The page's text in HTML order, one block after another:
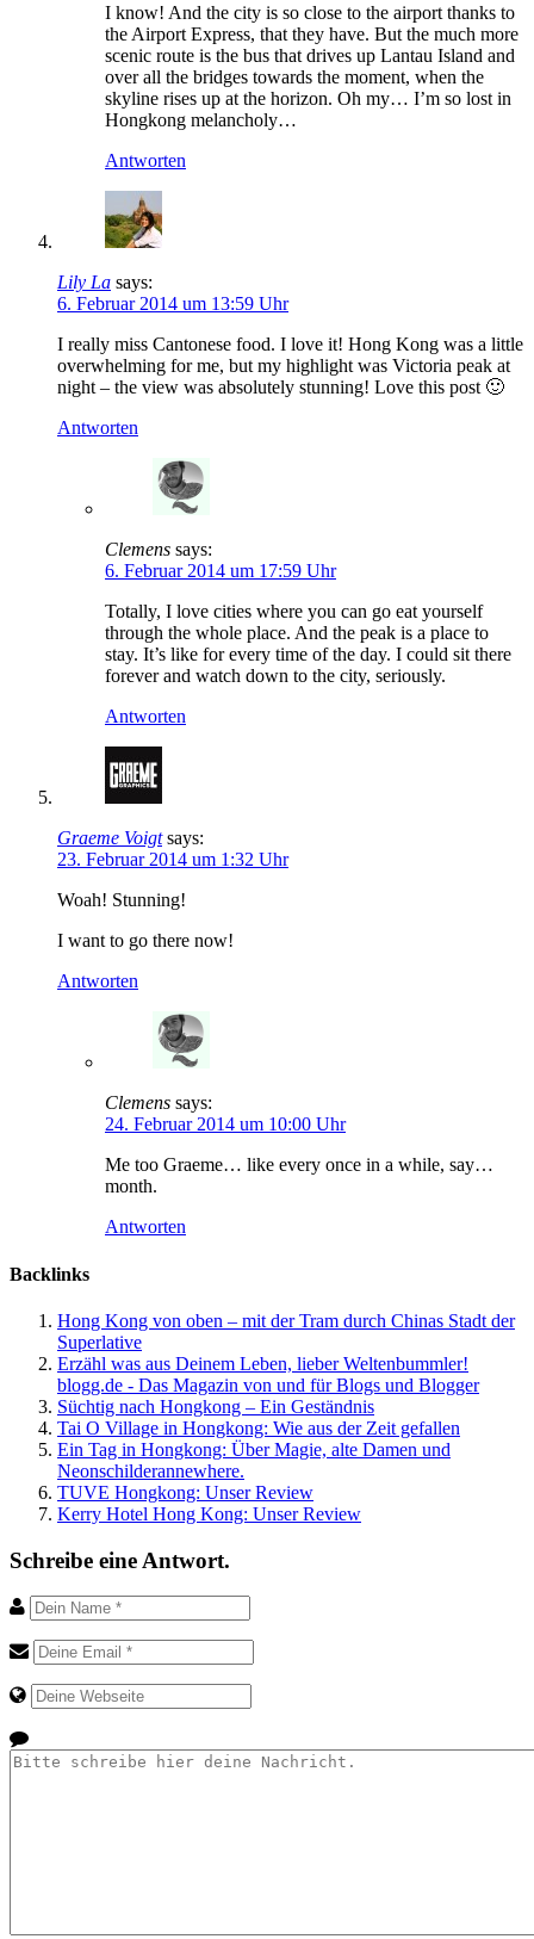
I know! And the city is so close to the airport thanks to
the Airport Express, that they have. But the much more
scenic route is the bus that drives up Lantau Island and
over all the bridges towards the moment, when the
skyline rises up at the horizon. Oh my… I’m so lost in
Hongkong melancholy…
Antworten
Lily La says:
6. Februar 2014 um 13:59 Uhr
I really miss Cantonese food. I love it! Hong Kong was a little
overwhelming for me, but my highlight was Victoria peak at
night – the view was absolutely stunning! Love this post 🙂
Antworten
Clemens says:
6. Februar 2014 um 17:59 Uhr
Totally, I love cities where you can go eat yourself
through the whole place. And the peak is a place to
stay. It’s like for every time of the day. I could sit there
forever and watch down to the city, seriously.
Antworten
Graeme Voigt says:
23. Februar 2014 um 1:32 Uhr
Woah! Stunning!
I want to go there now!
Antworten
Clemens says:
24. Februar 2014 um 10:00 Uhr
Me too Graeme… like every once in a while, say…
month.
Antworten
Backlinks
Hong Kong von oben – mit der Tram durch Chinas Stadt der
Superlative
Erzähl was aus Deinem Leben, lieber Weltenbummler!
blogg.de - Das Magazin von und für Blogs und Blogger
Süchtig nach Hongkong – Ein Geständnis
Tai O Village in Hongkong: Wie aus der Zeit gefallen
Ein Tag in Hongkong: Über Magie, alte Damen und
Neonschilderannewhere.
TUVE Hongkong: Unser Review
Kerry Hotel Hong Kong: Unser Review
Schreibe eine Antwort.